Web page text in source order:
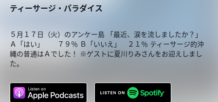
ティーサージ・パラダイス
５月１７日（火）のアンケー島 「最近、涙を流しましたか？」
Ａ「はい」 ７９％ Ｂ「いいえ」 ２１％ ティーサージ的沖
縄の普通はＡでした！ ※ゲストに夏川りみさんをお迎えしまし
た。